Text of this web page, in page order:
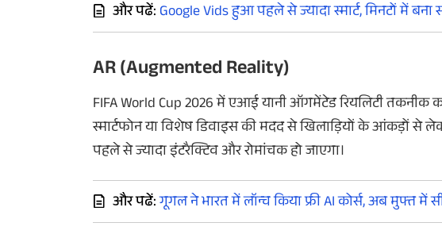
और पढें: Google Vids हुआ पहले से ज्यादा स्मार्ट, मिनटों में
AR (Augmented Reality)
FIFA World Cup 2026 में एआई यानी ऑगमेंटेड रियलिटी
स्मार्टफोन या विशेष डिवाइस की मदद से खिलाड़ियों के आंकड़ों
पहले से ज्यादा इंटरैक्टिव और रोमांचक हो जाएगा।
और पढें:गूगल ने भारत में लॉन्च किया फ्री AI कोर्स, अब मुफ्त में